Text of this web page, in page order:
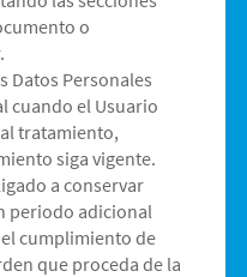
o
Datos Personales
cuando el Usuario
tratamiento,
siga vigente.
a conservar
periodo adicional
cumplimiento de
que proceda de la